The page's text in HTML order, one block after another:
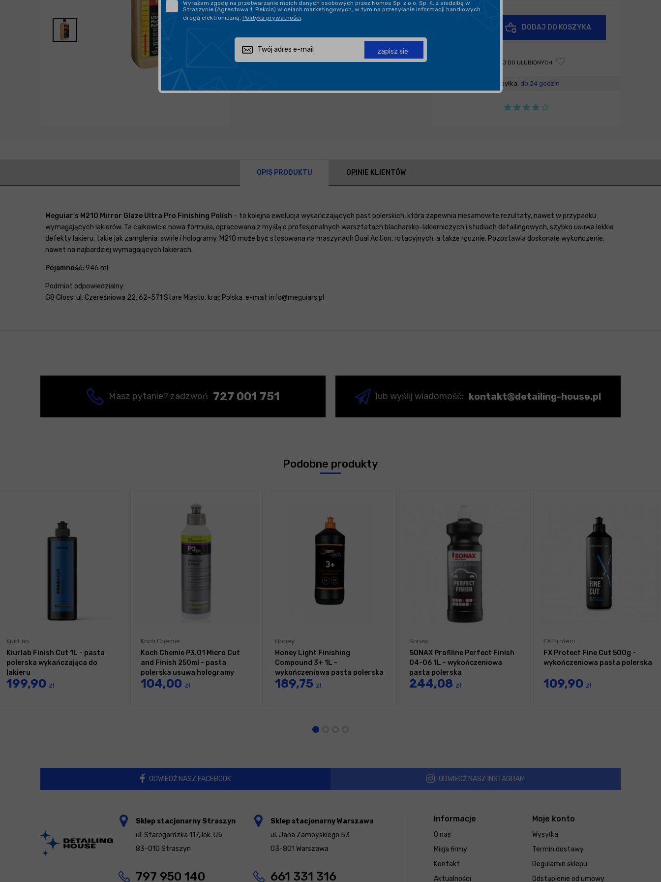
Zapytaj o produkt
DODAJ DO KOSZYKA
DODAJ DO ULUBIONYCH
Wysyłka: do 24 godzin
OPIS PRODUKTU OPINIE KLIENTÓW
Meguiar's M210 Mirror Glaze Ultra Pro Finishing Polish – to kolejna ewolucja wykańczających past polerskich, która zapewnia niesamowite rezultaty, nawet w przypadku
wymagających lakierów. Ta całkowicie nowa formuła, opracowana z myślą o profesjonalnych warsztatach blacharsko-lakierniczych i studiach detailingowych, szybko usuwa lekkie
defekty lakieru, takie jak zamglenia, swirle i hologramy. M210 może być stosowana na maszynach Dual Action, rotacyjnych, a także ręcznie. Pozostawia doskonałe wykończenie,
nawet na najbardziej wymagających lakierach.
Pojemność: 946 ml
Podmiot odpowiedzialny:
G8 Gloss, ul. Czereśniowa 22, 62-571 Stare Miasto, kraj: Polska, e-mail: info@meguiars.pl
Masz pytanie? zadzwoń 727 001 751 lub wyślij wiadomość: kontakt@detailing-house.pl
Podobne produkty
KiurLab
Kiurlab Finish Cut 1L - pasta
polerska wykańczająca do
lakieru
199,90 zł
Koch Chemie
Koch Chemie P3.01 Micro Cut
and Finish 250ml - pasta
polerska usuwa hologramy
104,00 zł
Honey
Honey Light Finishing
Compound 3+ 1L -
wykończeniowa pasta polerska
bez silikonu
189,75 zł
Sonax
SONAX Profiline Perfect Finish
04-06 1L - wykończeniowa
pasta polerska
244,08 zł
FX Protect
FX Protect Fine Cut 500g -
wykończeniowa pasta polerska
109,90 zł
ODWIEDŹ NASZ FACEBOOK ODWIEDŹ NASZ INSTAGRAM
Wyrażam zgodę na przetwarzanie moich danych osobowych przez Nomos Sp. z o.o. Sp. K. z siedzibą w
Straszynie (Agrestowa 1, Rekcin) w celach marketingowych, w tym na przesyłanie informacji handlowych
drogą elektroniczną. Polityka prywatności
zapisz się
Informacje
O nas
Misja firmy
Kontakt
Aktualności
Moje konto
Wysyłka
Termin dostawy
Regulamin sklepu
Odstąpienie od umowy
Sklep stacjonarny Straszyn
ul. Starogardzka 117, lok. U5
83-010 Straszyn
797 950 140
Sklep stacjonarny Warszawa
ul. Jana Zamoyskiego 53
03-801 Warszawa
661 331 316